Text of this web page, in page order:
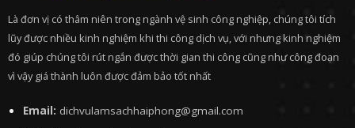
Là đơn vị có thâm niên trong ngành vệ sinh công nghiệp, chúng tôi tích
lũy được nhiều kinh nghiệm khi thi công dịch vụ, với nhưng kinh nghiệm
đó giúp chúng tôi rút ngắn được thời gian thi công cũng như công đoạn
vì vậy giá thành luôn được đảm bảo tốt nhất
Email: dichvulamsachhaiphong@gmail.com